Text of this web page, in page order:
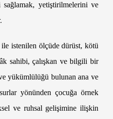
yetiştirilmelerini ve
istenilen ölçüde dürüst, kötü
sahibi, çalışkan ve bilgili bir
yükümlülüğü bulunan ana ve
yönünden çocuğa örnek
ve ruhsal gelişimine ilişkin